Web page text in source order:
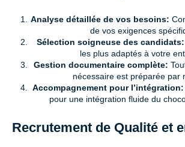
Analyse détaillée de vos besoins:
de vos exigences
Sélection soigneuse des candidats:
les plus adaptés à votre
Gestion documentaire complète:
nécessaire est préparée par
Accompagnement pour l’intégration:
pour une intégration fluide du
Recrutement de Qualité et